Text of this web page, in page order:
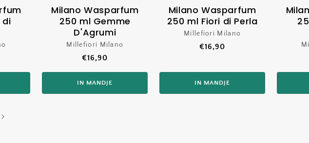
di
Milano Wasparfum
250 ml Gemme
D'Agrumi
Verkoper:
Millefiori Milano
Normale
€16,90
IN MANDJE
Milano Wasparfum
250 ml Fiori di Perla
Verkoper:
Millefiori Milano
Normale
€16,90
IN MANDJE